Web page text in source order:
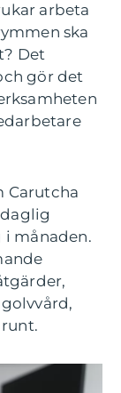
arbeta
ska
Det
gör det
Carutcha
månaden.